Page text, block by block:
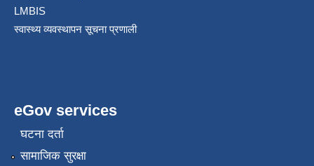
LMBIS
स्वास्थ्य व्यवस्थापन सूचना प्रणाली
eGov services
घटना दर्ता
सामाजिक सुरक्षा